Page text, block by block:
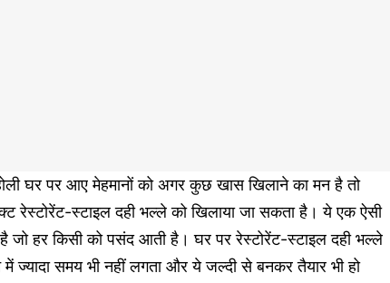
घर पर आए मेहमानों को अगर कुछ खास खिलाने का मन है तो
रेस्टोरेंट-स्टाइल दही भल्ले को खिलाया जा सकता है। ये एक ऐसी
जो हर किसी को पसंद आती है। घर पर रेस्टोरेंट-स्टाइल दही भल्ले
में ज्यादा समय भी नहीं लगता और ये जल्दी से बनकर तैयार भी हो